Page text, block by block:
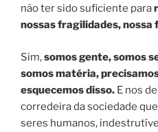
não ter sido suficiente para
nossas fragilidades, nossa
Sim,somos gente, somos
somos matéria,
esquecemos disso. E nos
corredeira da sociedade
seres humanos,